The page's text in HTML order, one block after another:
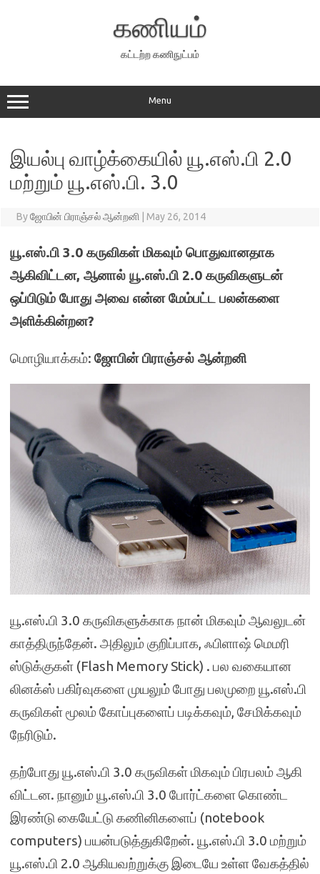
கணியம்
கட்டற்ற கணிநுட்பம்
Menu
இயல்பு வாழ்க்கையில் யூ.எஸ்.பி 2.0
மற்றும் யூ.எஸ்.பி. 3.0
Byஜோபின் பிராஞ்சல் ஆன்றனி May 26, 2014
யூ.எஸ்.பி 3.0 கருவிகள் மிகவும் பொதுவானதாக
ஆகிவிட்டன, ஆனால் யூ.எஸ்.பி 2.0 கருவிகளுடன்
ஒப்பிடும் போது அவை என்ன மேம்பட்ட பலன்களை
அளிக்கின்றன?
மொழியாக்கம்: ஜோபின் பிராஞ்சல் ஆன்றனி
யூ.எஸ்.பி 3.0 கருவிகளுக்காக நான் மிகவும் ஆவலுடன்
காத்திருந்தேன். அதிலும் குறிப்பாக, ஃபிளாஷ் மெமரி
ஸ்டுக்குகள் (Flash Memory Stick) . பல வகையான
லினக்ஸ் பகிர்வுகளை முயலும் போது பலமுறை யூ.எஸ்.பி
கருவிகள் மூலம் கோப்புகளைப் படிக்கவும், சேமிக்கவும்
நேரிடும்.
தற்போது யூ.எஸ்.பி 3.0 கருவிகள் மிகவும் பிரபலம் ஆகி
விட்டன. நானும் யூ.எஸ்.பி 3.0 போர்ட்களை கொண்ட
இரண்டு கையேட்டு கணினிகளைப் (notebook
computers) பயன்படுத்துகிறேன். யூ.எஸ்.பி 3.0 மற்றும்
யூ.எஸ்.பி 2.0 ஆகியவற்றுக்கு இடையே உள்ள வேகத்தில்